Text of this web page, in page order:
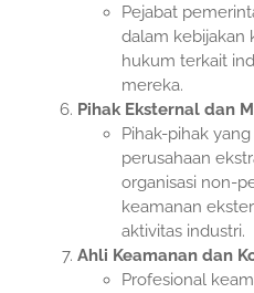
Pejabat
dalam kebijakan
hukum terkait
mereka.
Pihak Eksternal dan
Pihak-pihak
perusahaan
organisasi non-
keamanan
aktivitas industri.
Ahli Keamanan dan
Profesional